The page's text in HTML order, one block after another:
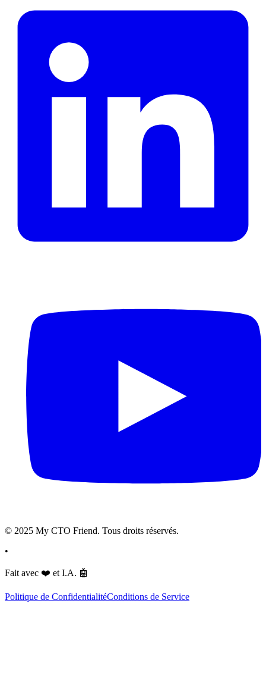
© 2025 My CTO Friend. Tous droits réservés.
•
Fait avec ❤️ et I.A. 🤖
Politique de ConfidentialitéConditions de Service